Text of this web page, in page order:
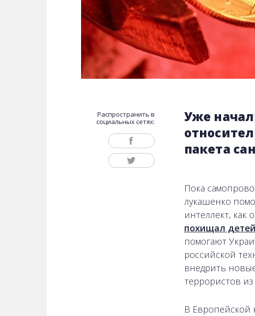
Распространить в
социальных сетях:
Уже
пакета
Пока
лукашенко
интеллект, как
похищал детей
помогают
российской
внедрить
террористов
В Европейской